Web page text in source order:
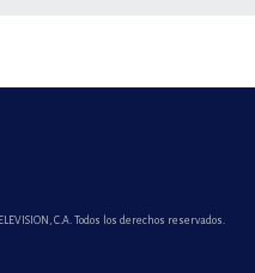
C.A. Todos los derechos reservados.